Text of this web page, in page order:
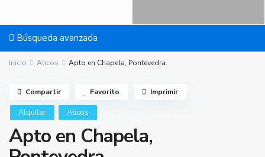
Búsqueda avanzada
Inicio Aticos Apto en Chapela, Pontevedra.
Alquilar Aticos
Apto en Chapela,
Compartir Favorito Imprimir